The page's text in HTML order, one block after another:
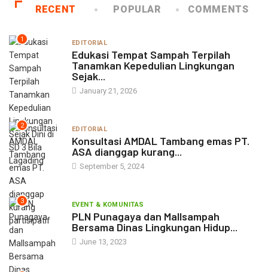
RECENT POPULAR COMMENTS
1 EDITORIAL
Edukasi Tempat Sampah Terpilah
Tanamkan Kepedulian Lingkungan
Sejak...
January 21, 2026
2 EDITORIAL
Konsultasi AMDAL Tambang emas PT.
ASA dianggap kurang...
September 5, 2024
3 EVENT & KOMUNITAS
PLN Punagaya dan Mallsampah
Bersama Dinas Lingkungan Hidup...
June 13, 2023